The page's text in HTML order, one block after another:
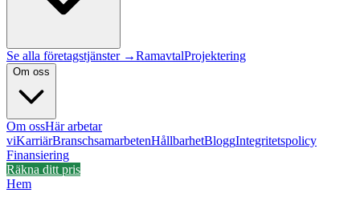
Se alla företagstjänster →RamavtalProjektering
Om oss
Om ossHär arbetar
viKarriärBranschsamarbetenHållbarhetBloggIntegritetspolicy
Finansiering
Räkna ditt pris
Hem